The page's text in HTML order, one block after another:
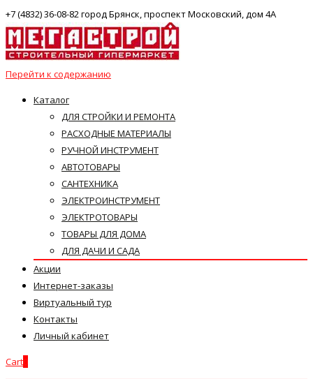
+7 (4832) 36-08-82 город Брянск, проспект Московский, дом 4А
Перейти к содержанию
Каталог
ДЛЯ СТРОЙКИ И РЕМОНТА
РАСХОДНЫЕ МАТЕРИАЛЫ
РУЧНОЙ ИНСТРУМЕНТ
АВТОТОВАРЫ
САНТЕХНИКА
ЭЛЕКТРОИНСТРУМЕНТ
ЭЛЕКТРОТОВАРЫ
ТОВАРЫ ДЛЯ ДОМА
ДЛЯ ДАЧИ И САДА
Акции
Интернет-заказы
Виртуальный тур
Контакты
Личный кабинет
Cart